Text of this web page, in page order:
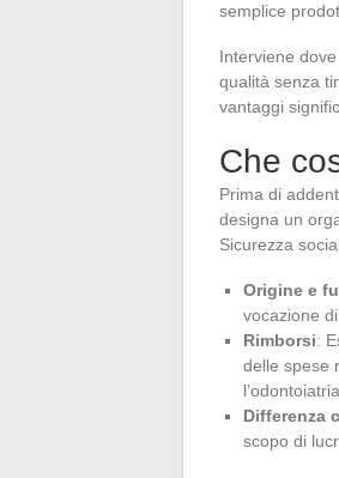
semplice
Interviene dove
qualità senza
vantaggi
Che
Prima di
designa un
Sicurezza
Origine e
vocazione
Rimborsi:
delle spese
l’odontoiatria.
Differenza
scopo di